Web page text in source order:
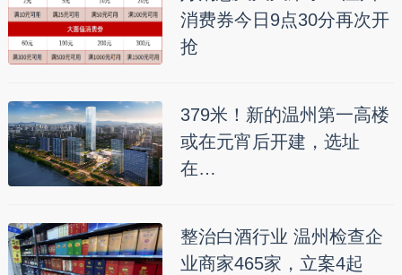
消费券今日9点30分再次开
抢
379米！新的温州第一高楼
或在元宵后开建，选址
在…
整治白酒行业 温州检查企
业商家465家，立案4起